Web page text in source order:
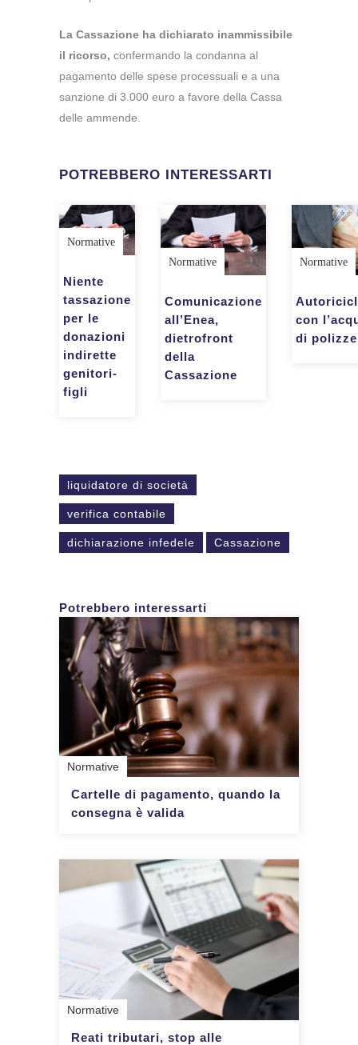
La Cassazione ha dichiarato inammissibile
il ricorso, confermando la condanna al
pagamento delle spese processuali e a una
sanzione di 3.000 euro a favore della Cassa
delle ammende.
POTREBBERO INTERESSARTI
Normative
Niente
tassazione
per le
donazioni
indirette
genitori-
figli
Normative
Comunicazione
all’Enea,
dietrofront
della
Cassazione
Normative
con
di
liquidatore di società
verifica contabile
dichiarazione infedele Cassazione
Potrebbero interessarti
Normative
Cartelle di pagamento, quando la
consegna è valida
Normative
Reati tributari, stop alle